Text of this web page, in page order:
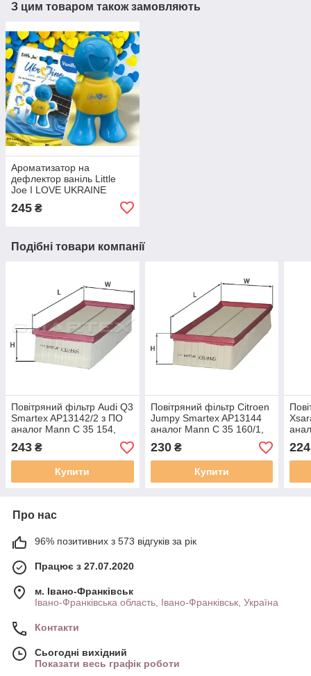
З цим товаром також замовляють
Ароматизатор на
дефлектор ваніль Little
Joe I LOVE UKRAINE
245 ₴
Подібні товари компанії
Повітряний фільтр Audi Q3
Smartex AP13142/2 з ПО
аналог Mann C 35 154,
Mahle LX 1211
243 ₴
Купити
Повітряний фільтр Citroen
Jumpy Smartex AP13144
аналог Mann C 35 160/1,
Mahle LX 2022
230₴
Купити
224
Про нас
96% позитивних з 573 відгуків за рік
Працює з 27.07.2020
м. Івано-Франківськ
Івано-Франківська область, Івано-Франківськ, Україна
Контакти
Сьогодні вихідний
Показати весь графік роботи